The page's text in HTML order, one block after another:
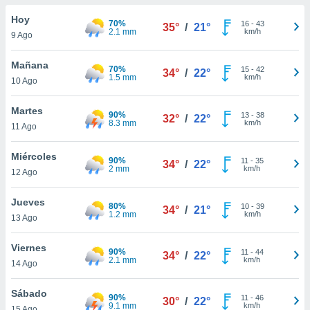
en
y
disponible
cookies
aceptar
Hoy
9 Ago
70%
2.1 mm
35° / 21° 16- 43
km/h
Mañana
10 Ago
70%
1.5 mm
34° / 22° 15- 42
km/h
Martes
11 Ago
90%
8.3 mm
32° / 22° 13- 38
km/h
Miércoles
12 Ago
90%
2 mm
34° / 22° 11 - 35
km/h
Jueves
13 Ago
80%
1.2 mm
34° / 21° 10- 39
km/h
Viernes
14 Ago
90%
2.1 mm
34° / 22° 11 - 44
km/h
Sábado
90%
9.1 mm
30° / 22° 11 - 46
km/h